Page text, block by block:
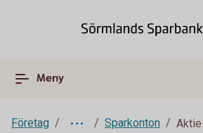
Meny
Företag Sparkonton